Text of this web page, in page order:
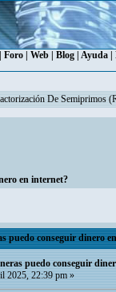
Foro| Web| Blog| Ayuda|
De Semiprimos
en internet?
puedo conseguir dinero
puedo conseguir
2025, 22:39 pm »